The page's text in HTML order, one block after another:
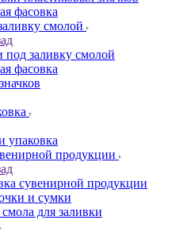
фасовка
смолой
под заливку смолой
фасовка
упаковка
продукции
сувенирной продукции
и сумки
для заливки